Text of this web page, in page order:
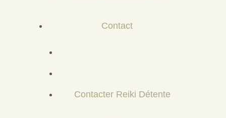
Contact
Contacter Reiki Détente